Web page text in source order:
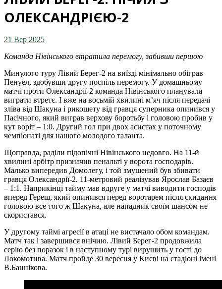
ОЛЕКСАНДРІЄЮ-2
21 Вер 2025
Команда Нівінського втратила перемогу, забивши першою
Минулого туру Лівий Берег-2 на виїзді мінімально обіграв
Пенуел, здобувши другу поспіль перемогу. У домашньому
матчі проти Олександрії-2 команда Нівінського планувала
виграти втретє. І вже на восьмій хвилині м’яч після передачі
зліва від Шакуна і рикошету від гравця суперника опинився у
Пасічного, який виграв верхову боротьбу і головою пробив у
кут воріт – 1:0. Другий гол при двох асистах у поточному
чемпіонаті для нашого молодого таланта.
Щоправда, раділи підопічні Нівінського недовго. На 11-й
хвилині арбітр призначив пенальті у ворота господарів.
Малько випередив Домолегу, і той змушений був збивати
гравця Олександрії-2. 11-метровий реалізував Ярослав Базаєв
– 1:1. Наприкінці тайму мав вдруге у матчі виводити господів
вперед Гереш, який опинився перед воротарем після скидання
головою все того ж Шакуна, але нападник своїм шансом не
скористався.
У другому таймі агресії в атаці не вистачало обом командам.
Матч так і завершився внічию. Лівий Берег-2 продовжила
серію без поразок і в наступному турі вирушить у гості до
Локомотива. Матч пройде 30 вересня у Києві на стадіоні імені
В.Баннікова.